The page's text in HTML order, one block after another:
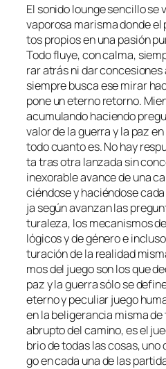
El so­ni­do loun­ge sen­ci­llo se
va­po­ro­sa ma­ris­ma don­de
tos pro­pios en una pa­sión
Todo flu­ye, con cal­ma,
rar atrás ni dar con­ce­sio­nes
siem­pre bus­ca ese mi­rar
po­ne un eterno re­torno.
acu­mu­lan­do ha­cien­do
va­lor de la gue­rra y la paz
to­do cuan­to es. No hay
ta tras otra lan­za­da sin
in­exo­ra­ble avan­ce de una
cién­do­se y ha­cién­do­se
ja se­gún avan­zan las
tu­ra­le­za, los me­ca­nis­mos
ló­gi­cos y de gé­ne­ro e
tu­ra­ción de la reali­dad
mos del jue­go son los que
paz y la gue­rra só­lo se
eterno y pe­cu­liar jue­go
en la be­li­ge­ran­cia mis­ma
abrup­to del ca­mino, es el
brio de to­das las co­sas,
go en ca­da una de las